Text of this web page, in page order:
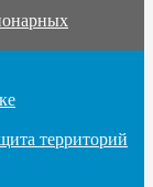
территорий